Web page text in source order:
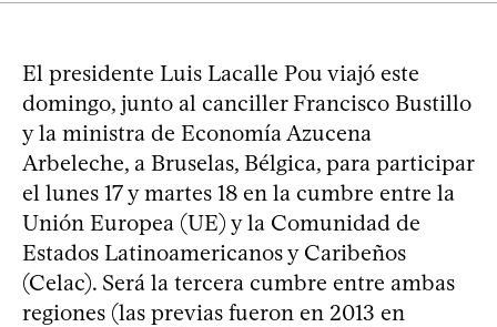
El presidente Luis Lacalle Pou viajó este
domingo, junto al canciller Francisco Bustillo
y la ministra de Economía Azucena
Arbeleche, a Bruselas, Bélgica, para participar
el lunes 17 y martes 18 en la cumbre entre la
Unión Europea (UE) y la Comunidad de
Estados Latinoamericanos y Caribeños
(Celac). Será la tercera cumbre entre ambas
regiones (las previas fueron en 2013 en